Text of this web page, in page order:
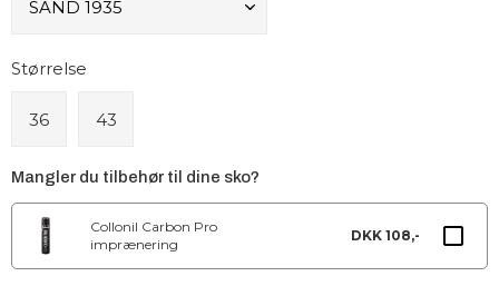
Størrelse
36 43
Mangler du tilbehør til dine sko?
Collonil Carbon Pro
imprænering
DKK 108,-